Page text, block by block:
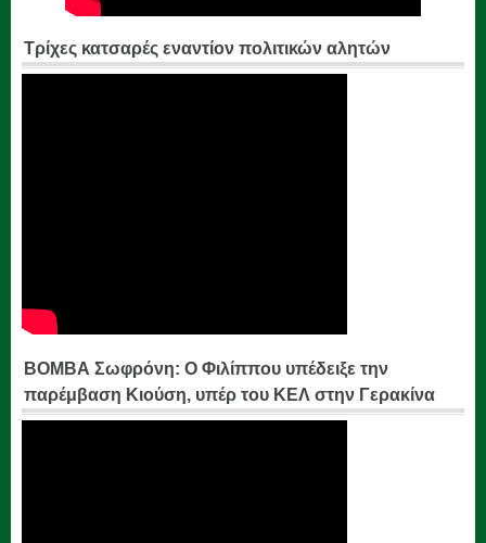
Τρίχες κατσαρές εναντίον πολιτικών αλητών
ΒΟΜΒΑ Σωφρόνη: Ο Φιλίππου υπέδειξε την
παρέμβαση Κιούση, υπέρ του ΚΕΛ στην Γερακίνα